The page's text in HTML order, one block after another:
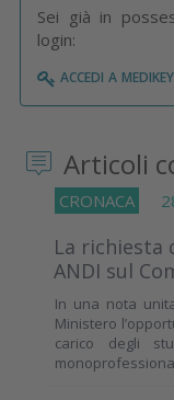
Sei già in
login:
accedi a medikey
Articoli
CRONACA
La richiesta
ANDI sul
In una nota
Ministero
carico degli